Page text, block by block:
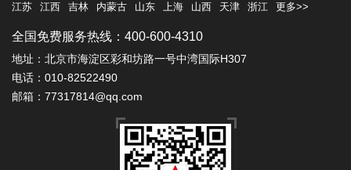
江苏
江西 吉林 内蒙古 山东 上海 山西 天津 浙江 更多>>
全国免费服务热线：400-600-4310
地址：北京市海淀区彩和坊路一号中湾国际H307
电话：010-82522490
邮箱：77317814@qq.com